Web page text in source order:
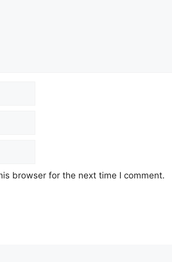
browser for the next time I comment.